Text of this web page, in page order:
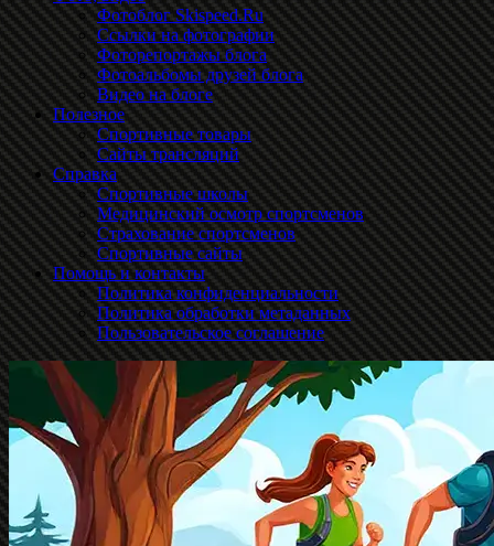
Фотоблог Skispeed.Ru
Ссылки на фотографии
Фоторепортажы блога
Фотоальбомы друзей блога
Видео на блоге
Полезное
Спортивные товары
Сайты трансляций
Справка
Спортивные школы
Медицинский осмотр спортсменов
Страхование спортсменов
Спортивные сайты
Помощь и контакты
Политика конфиденциальности
Политика обработки метаданных
Пользовательское соглашение